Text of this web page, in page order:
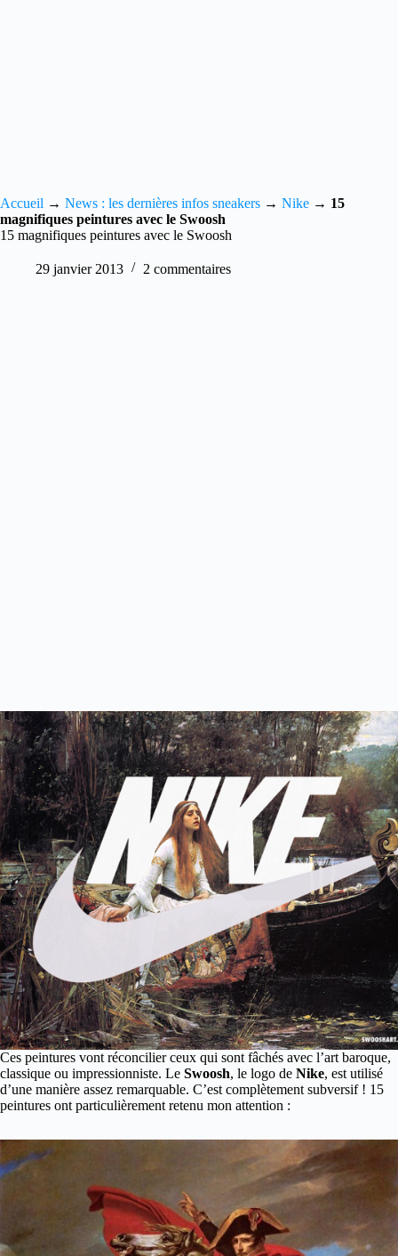
Accueil → News : les dernières infos sneakers → Nike → 15
magnifiques peintures avec le Swoosh
15 magnifiques peintures avec le Swoosh
29 janvier 2013 2 commentaires
Ces peintures vont réconcilier ceux qui sont fâchés avec l’art baroque,
classique ou impressionniste. Le Swoosh, le logo de Nike, est utilisé
d’une manière assez remarquable. C’est complètement subversif ! 15
peintures ont particulièrement retenu mon attention :